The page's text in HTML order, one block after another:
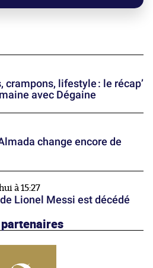
crampons, lifestyle : le récap’
avec Dégaine
change encore de
à 15:27
Lionel Messi est décédé